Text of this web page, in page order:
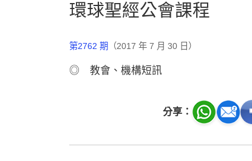
環球聖經公會課程
第2762 期 （2017 年 7 月 30 日）
◎ 教會、機構短訊
分享：